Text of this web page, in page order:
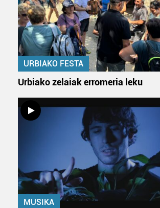
URBIAKO FESTA
Urbiako zelaiak erromeria leku
MUSIKA